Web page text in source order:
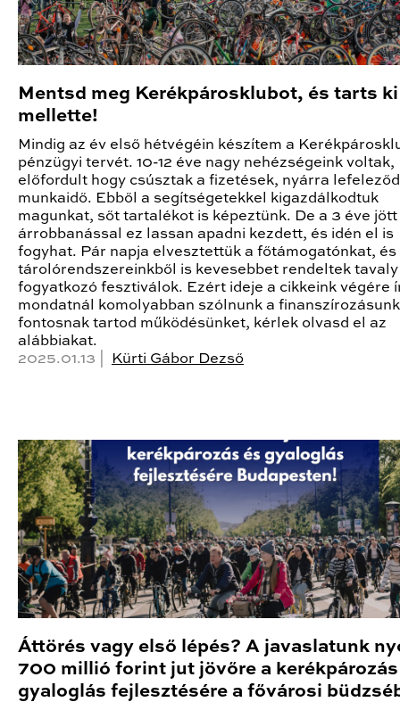
Mentsd meg Kerékpárosklubot, és tarts ki
mellette!
Mindig az év első hétvégéin készítem a
pénzügyi tervét. 10-12 éve nagy nehézségeink voltak,
előfordult hogy csúsztak a fizetések, nyárra
munkaidő. Ebből a segítségetekkel kigazdálkodtuk
magunkat, sőt tartalékot is képeztünk. De a 3 éve jött
árrobbanással ez lassan apadni kezdett, és idén el is
fogyhat. Pár napja elvesztettük a főtámogatónkat, és
tárolórendszereinkből is kevesebbet rendeltek tavaly
fogyatkozó fesztiválok. Ezért ideje a cikkeink végére
mondatnál komolyabban szólnunk a
fontosnak tartod működésünket, kérlek olvasd el az
alábbiakat.
2025.01.13 |
Kürti Gábor Dezső
Áttörés vagy első lépés? A javaslatunk
700 millió forint jut jövőre a kerékpározás
gyaloglás fejlesztésére a fővárosi